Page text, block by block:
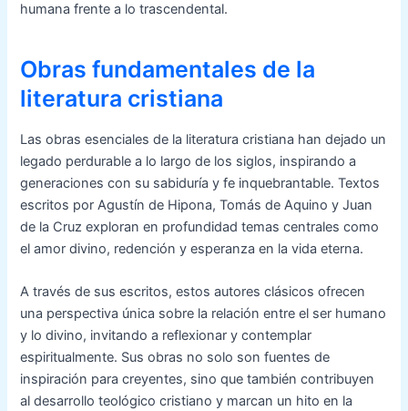
humana frente a lo trascendental.
Obras fundamentales de la
literatura cristiana
Las obras esenciales de la literatura cristiana han dejado un
legado perdurable a lo largo de los siglos, inspirando a
generaciones con su sabiduría y fe inquebrantable. Textos
escritos por Agustín de Hipona, Tomás de Aquino y Juan
de la Cruz exploran en profundidad temas centrales como
el amor divino, redención y esperanza en la vida eterna.
A través de sus escritos, estos autores clásicos ofrecen
una perspectiva única sobre la relación entre el ser humano
y lo divino, invitando a reflexionar y contemplar
espiritualmente. Sus obras no solo son fuentes de
inspiración para creyentes, sino que también contribuyen
al desarrollo teológico cristiano y marcan un hito en la